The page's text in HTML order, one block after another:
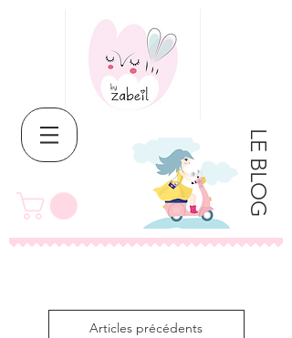
LE BLOG
Articles précédents